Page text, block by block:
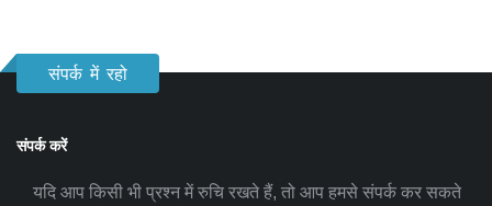
संपर्क में रहो
संपर्क करें
यदि आप किसी भी प्रश्न में रुचि रखते हैं, तो आप हमसे संपर्क कर सकते